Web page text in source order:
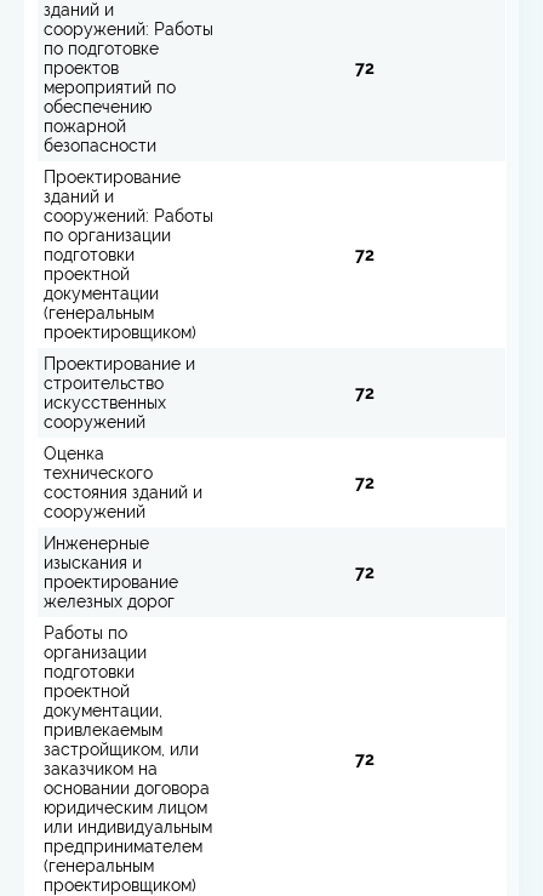
зданий и
сооружений: Работы
по подготовке
проектов
мероприятий по
обеспечению
пожарной
безопасности
72
Проектирование
зданий и
сооружений: Работы
по организации
подготовки
проектной
документации
(генеральным
проектировщиком)
72
Проектирование и
строительство
искусственных
сооружений
72
Оценка
технического
состояния зданий и
сооружений
72
Инженерные
изыскания и
проектирование
железных дорог
72
Работы по
организации
подготовки
проектной
документации,
привлекаемым
застройщиком, или
заказчиком на
основании договора
юридическим лицом
или индивидуальным
предпринимателем
(генеральным
проектировщиком)
72